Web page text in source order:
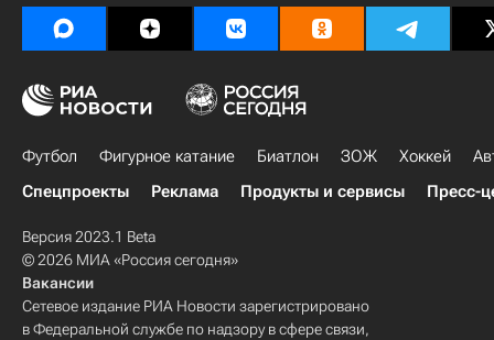
Футбол Фигурное катание Биатлон ЗОЖ Хоккей
Спецпроекты
Реклама Продукты и сервисы Пресс-
Версия 2023.1 Beta
© 2026 МИА «Россия сегодня»
Вакансии
Сетевое издание РИА Новости зарегистрировано
в Федеральной службе по надзору в сфере связи,